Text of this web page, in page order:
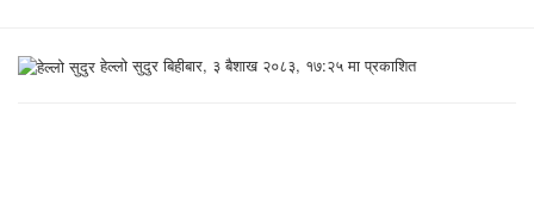
हेल्लो सुदुर बिहीबार, ३ बैशाख २०८३, १७:२५ मा प्रकाशित